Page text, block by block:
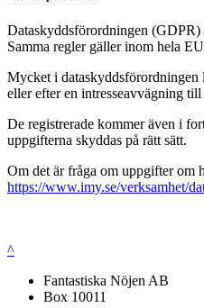
Dataskyddsförordningen
Samma regler gäller inom hela
Mycket i dataskyddsförordningen
eller efter en intresseavvägning till
De registrerade kommer även i
uppgifterna skyddas på rätt sätt.
Om det är fråga om uppgifter om
https://www.imy.se/verksamhet/
^
Fantastiska Nöjen AB
Box 10011